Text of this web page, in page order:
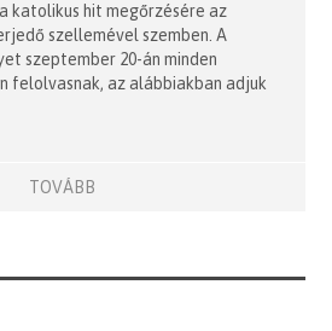
katolikus hit megőrzésére az
szellemével szemben. A
szeptember 20-án minden
felolvasnak, az alábbiakban adjuk
TOVÁBB